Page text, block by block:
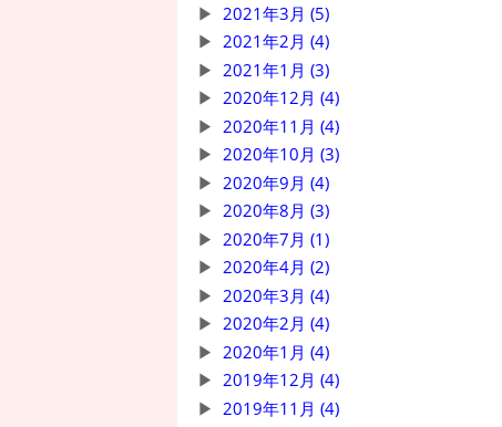
2021年3月 (5)
2021年2月 (4)
2021年1月 (3)
2020年12月 (4)
2020年11月 (4)
2020年10月 (3)
2020年9月 (4)
2020年8月 (3)
2020年7月 (1)
2020年4月 (2)
2020年3月 (4)
2020年2月 (4)
2020年1月 (4)
2019年12月 (4)
2019年11月 (4)